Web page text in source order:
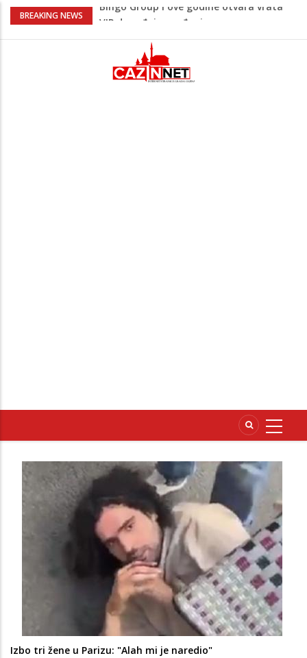
BREAKING NEWS
Sarajevo ipak u Mostaru igra
Premijer lige BiH
Lepa Brena pala na koncertu u Budvi
nakon kultnog zamaha nogom: "Nisi bio
Izbo tri žene u Parizu: "Alah mi je naredio"